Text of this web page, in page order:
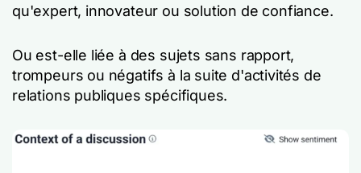
qu'expert, innovateur ou solution de confiance.
Ou est-elle liée à des sujets sans rapport,
trompeurs ou négatifs à la suite d'activités de
relations publiques spécifiques.